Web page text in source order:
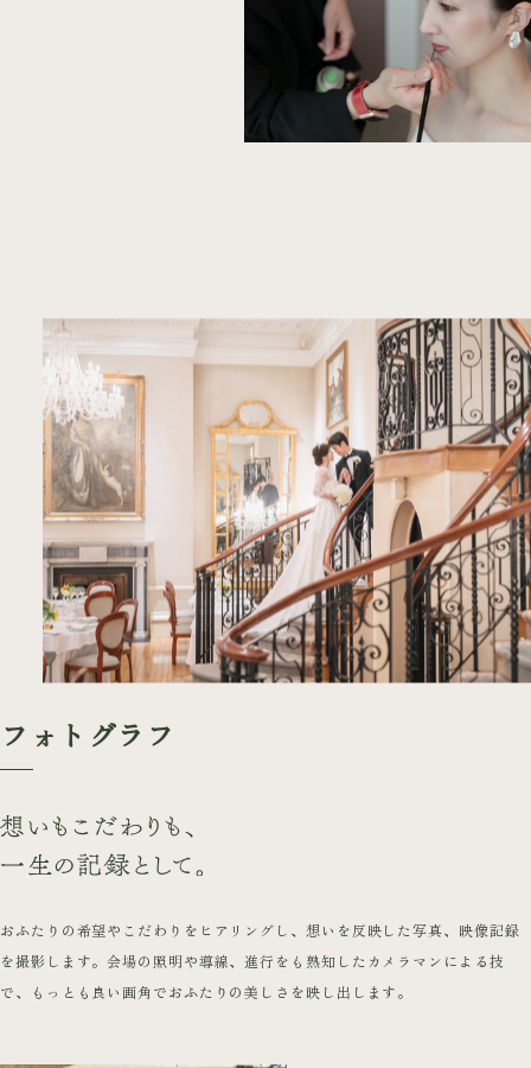
フォトグラフ
おふたりの希望やこだわりをヒアリングし、想いを反映した写真、映像記録
を撮影します。会場の照明や導線、進行をも熟知したカメラマンによる技
で、もっとも良い画角でおふたりの美しさを映し出します。